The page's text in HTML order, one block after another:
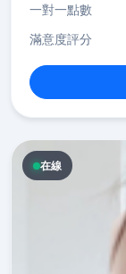
一對一點數
滿意度評分
在線